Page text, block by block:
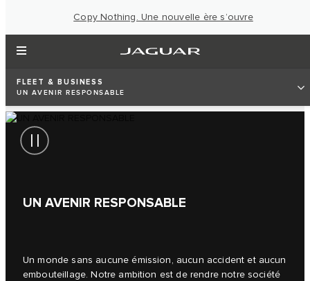
Copy Nothing. Une nouvelle ère s’ouvre
FLEET & BUSINESS
UN AVENIR RESPONSABLE
UN AVENIR RESPONSABLE
Un monde sans aucune émission, aucun accident et aucun
embouteillage. Notre ambition est de rendre notre société